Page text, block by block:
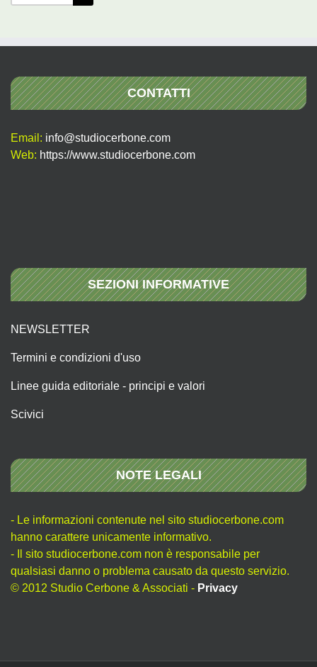
per:
CONTATTI
Email: info@studiocerbone.com
Web: https://www.studiocerbone.com
SEZIONI INFORMATIVE
NEWSLETTER
Termini e condizioni d'uso
Linee guida editoriale - principi e valori
Scivici
NOTE LEGALI
- Le informazioni contenute nel sito studiocerbone.com
hanno carattere unicamente informativo.
- Il sito studiocerbone.com non è responsabile per
qualsiasi danno o problema causato da questo servizio.
© 2012 Studio Cerbone & Associati - Privacy